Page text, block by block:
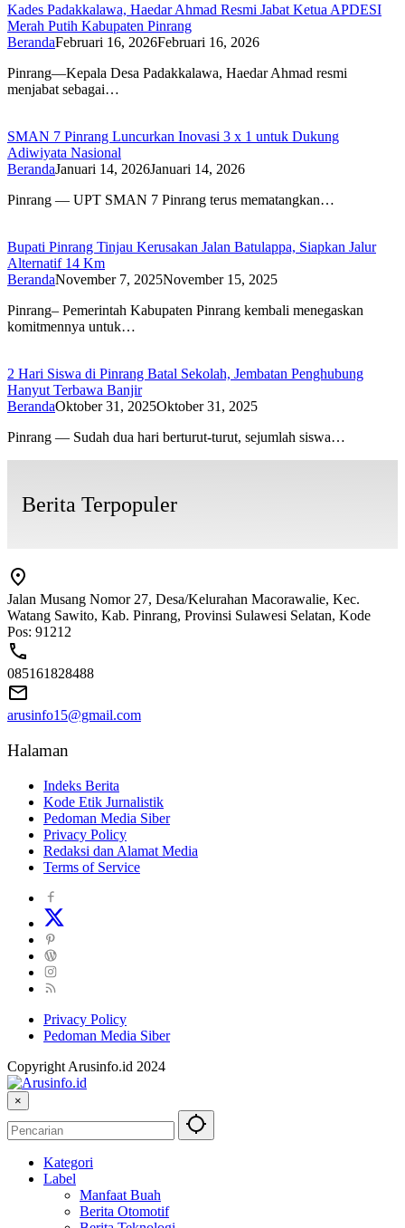
Kades Padakkalawa, Haedar Ahmad Resmi Jabat Ketua APDESI
Merah Putih Kabupaten Pinrang
BerandaFebruari 16, 2026Februari 16, 2026
Pinrang—Kepala Desa Padakkalawa, Haedar Ahmad resmi
menjabat sebagai…
SMAN 7 Pinrang Luncurkan Inovasi 3 x 1 untuk Dukung
Adiwiyata Nasional
BerandaJanuari 14, 2026Januari 14, 2026
Pinrang — UPT SMAN 7 Pinrang terus mematangkan…
Bupati Pinrang Tinjau Kerusakan Jalan Batulappa, Siapkan Jalur
Alternatif 14 Km
BerandaNovember 7, 2025November 15, 2025
Pinrang– Pemerintah Kabupaten Pinrang kembali menegaskan
komitmennya untuk…
2 Hari Siswa di Pinrang Batal Sekolah, Jembatan Penghubung
Hanyut Terbawa Banjir
BerandaOktober 31, 2025Oktober 31, 2025
Pinrang — Sudah dua hari berturut-turut, sejumlah siswa…
Berita Terpopuler
Jalan Musang Nomor 27, Desa/Kelurahan Macorawalie, Kec.
Watang Sawito, Kab. Pinrang, Provinsi Sulawesi Selatan, Kode
Pos: 91212
085161828488
arusinfo15@gmail.com
Halaman
Indeks Berita
Kode Etik Jurnalistik
Pedoman Media Siber
Privacy Policy
Redaksi dan Alamat Media
Terms of Service
Privacy Policy
Pedoman Media Siber
Copyright Arusinfo.id 2024
×
Kategori
Label
Manfaat Buah
Berita Otomotif